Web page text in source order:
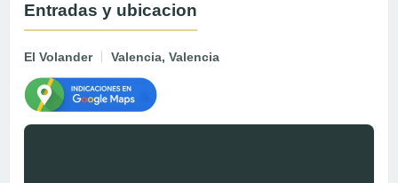
Entradas y ubicacion
El Volander Valencia, Valencia